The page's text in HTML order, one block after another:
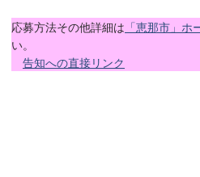
応募方法その他詳細は 「恵那市」ホ
い。
告知への直接リンク